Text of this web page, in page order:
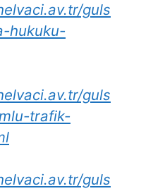
guls
hukuku-
guls
trafik-
guls